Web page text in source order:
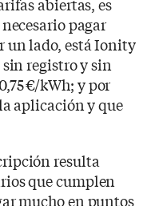
abiertas, es
pagar
un lado, está Ionity
registro y sin
€/kWh; y por
aplicación y que
resulta
que cumplen
mucho en puntos